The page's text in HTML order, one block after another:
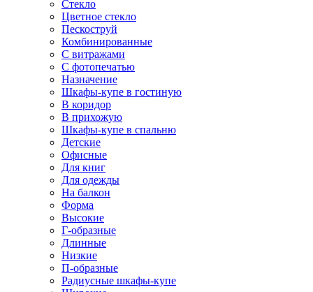
Стекло
Цветное стекло
Пескоструй
Комбинированные
С витражами
С фотопечатью
Назначение
Шкафы-купе в гостиную
В коридор
В прихожую
Шкафы-купе в спальню
Детские
Офисные
Для книг
Для одежды
На балкон
Форма
Высокие
Г-образные
Длинные
Низкие
П-образные
Радиусные шкафы-купе